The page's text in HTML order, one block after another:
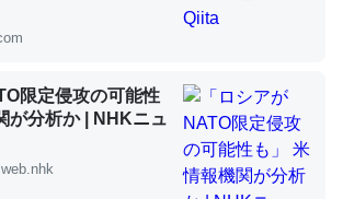
とカルシウムを大量に使う脊椎動物と貝
んだな…。腹足類だと殻を無くしてナメク
してるし。
発表】昆虫学の大問題＝「昆虫はなぜ海にいな
限定侵攻の可能性
が分析か | NHKニュ